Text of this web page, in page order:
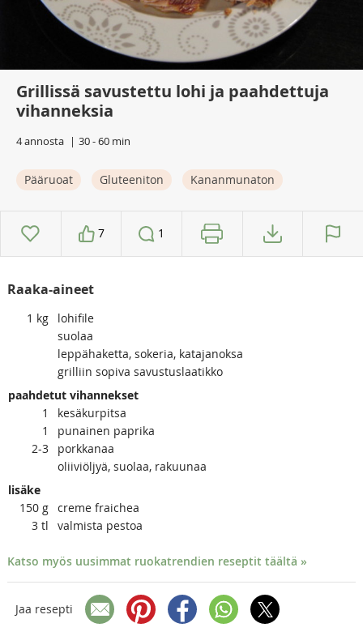
Grillissä savustettu lohi ja paahdettuja
vihanneksia
4 annosta 30 - 60 min
Pääruoat Gluteeniton Kananmunaton
7 1
Raaka-aineet
1 kg
lohifile
suolaa
leppähaketta, sokeria, katajanoksa
grilliin sopiva savustuslaatikko
paahdetut vihannekset
1
kesäkurpitsa
1
punainen paprika
2-3
porkkanaa
oliiviöljyä, suolaa, rakuunaa
lisäke
150 g creme fraichea
3 tl valmista pestoa
Katso myös uusimmat ruokatrendien reseptit täältä »
Jaa resepti